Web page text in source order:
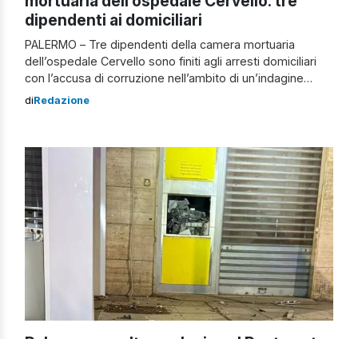
dipendenti ai domiciliari
PALERMO – Tre dipendenti della camera mortuaria
dell’ospedale Cervello sono finiti agli arresti domiciliari
con l’accusa di corruzione nell’ambito di un’indagine
condotta dalla sezione anticorruzione della Squadra
richiesta della Procura. Gli indagati sono accusati, a vario
titolo, di associazione […]
diRedazione